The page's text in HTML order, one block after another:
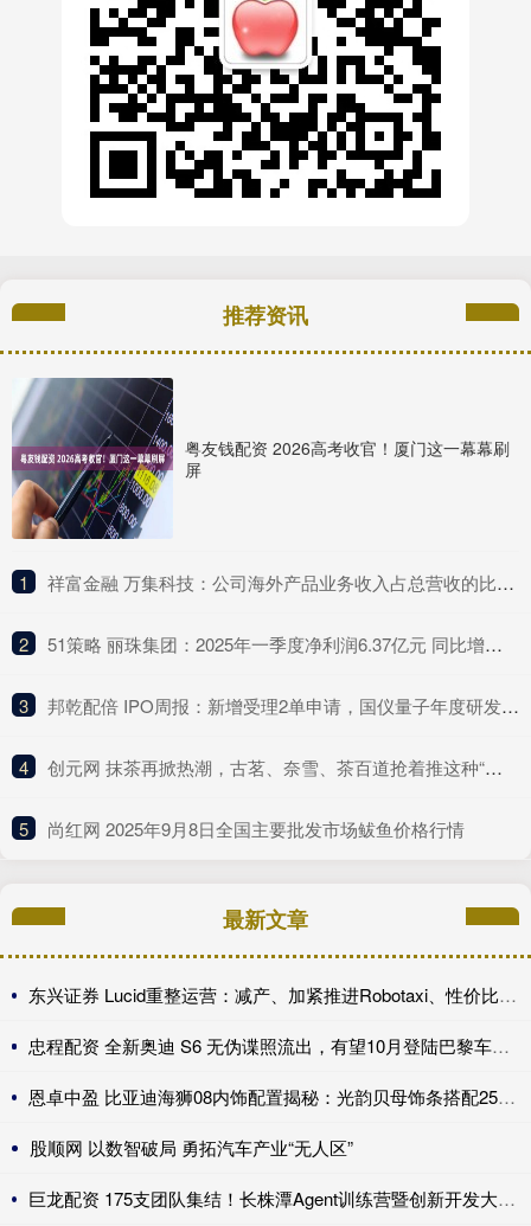
推荐资讯
粤友钱配资 2026高考收官！厦门这一幕幕刷
屏
1 ​祥富金融 万集科技：公司海外产品业务收入占总营收的比例较低
2 ​51策略 丽珠集团：2025年一季度净利润6.37亿元 同比增长4.75%
3 ​邦乾配倍 IPO周报：新增受理2单申请，国仪量子年度研发投入占比下滑
4 ​创元网 抹茶再掀热潮，古茗、奈雪、茶百道抢着推这种“浓”新品
5 ​尚红网 2025年9月8日全国主要批发市场鲅鱼价格行情
最新文章
东兴证券 Lucid重整运营：减产、加紧推进Robotaxi、性价比车型继续跳票
忠程配资 全新奥迪 S6 无伪谍照流出，有望10月登陆巴黎车展完成首秀!
恩卓中盈 比亚迪海狮08内饰配置揭秘：光韵贝母饰条搭配25扬帝瓦雷音响登场
股顺网 以数智破局 勇拓汽车产业“无人区”
巨龙配资 175支团队集结！长株潭Agent训练营暨创新开发大赛第一期训练营开讲